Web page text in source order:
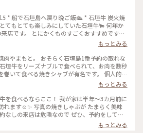
* 船で石垣島へ戻り晩ご飯🛳 * 石垣牛 炭火焼
てもとても楽しみにしていた石垣牛🐂 何年か
店です。 とにかくものすごくおすすめです🍖
ろっほろで最高✨ おいしすぎてしあわせすぎ
* #石垣島 #ディナー #焼肉
もっとみる
肉やまもと。 おそらく石垣島1番予約の取れな
垣牛をリーズナブルで食べられて、お肉を数秒
巻いて食べる焼きシャブが有名です。 個人的に
ューの赤むすびが好きです。 一応、私は石垣島
ず行けてますが、ハイシーズンは3ヶ月予約で
こともしはしば。 私も毎回2〜3ヶ月前には予
れでもちょうど良い時間はいっぱいもありま
はかなり早めの予約をすることをおすすめしま
帯も早めではないと人気部位は完売になりま
肉#石垣島#百名店
もっとみる
を食べるならここ！ 我が家は半年〜3カ月前に
れます☺️✨ 写真の焼きしゃぶが たまらく美味
なしの来店は危険なので ぜひ、予約をして行
垣牛#石垣島#焼肉 #やまもと
もっとみる